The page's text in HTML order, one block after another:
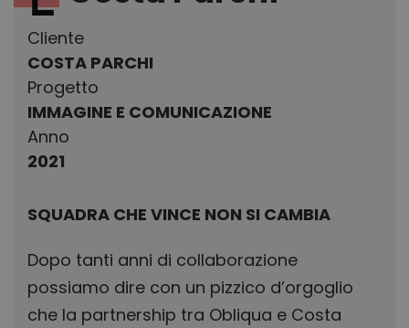
Cliente
COSTA PARCHI
Progetto
IMMAGINE E COMUNICAZIONE
Anno
2021
SQUADRA CHE VINCE NON SI CAMBIA
Dopo tanti anni di collaborazione
possiamo dire con un pizzico d’orgoglio
che la partnership tra Obliqua e Costa